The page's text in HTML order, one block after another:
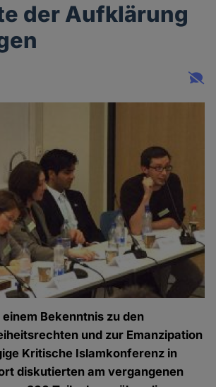
der Aufklärung
einem Bekenntnis zu den
und zur Emanzipation
Kritische Islamkonferenz in
diskutierten am vergangenen